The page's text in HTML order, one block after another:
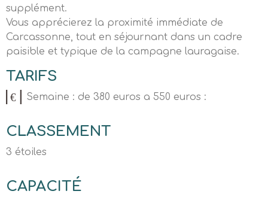
supplément.
Vous apprécierez la proximité immédiate de
Carcassonne, tout en séjournant dans un cadre
paisible et typique de la campagne lauragaise.
TARIFS
Semaine : de 380 euros a 550 euros :
CLASSEMENT
3 étoiles
CAPACITÉ